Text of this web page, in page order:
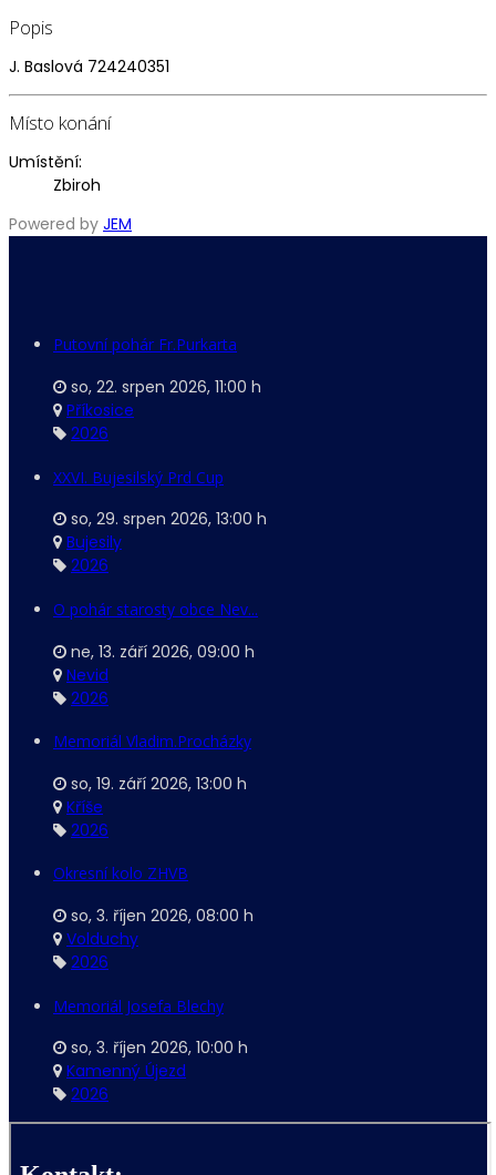
Popis
J. Baslová 724240351
Místo konání
Umístění:
Zbiroh
Powered by JEM
Putovní pohár Fr.Purkarta
so, 22. srpen 2026, 11:00 h
Příkosice
2026
XXVI. Bujesilský Prd Cup
so, 29. srpen 2026, 13:00 h
Bujesily
2026
O pohár starosty obce Nev...
ne, 13. září 2026, 09:00 h
Nevid
2026
Memoriál Vladim.Procházky
so, 19. září 2026, 13:00 h
Kříše
2026
Okresní kolo ZHVB
so, 3. říjen 2026, 08:00 h
Volduchy
2026
Memoriál Josefa Blechy
so, 3. říjen 2026, 10:00 h
Kamenný Újezd
2026